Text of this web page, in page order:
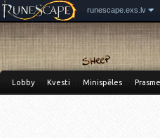
runescape.exs.lv
Lobby Kvesti Minispēles